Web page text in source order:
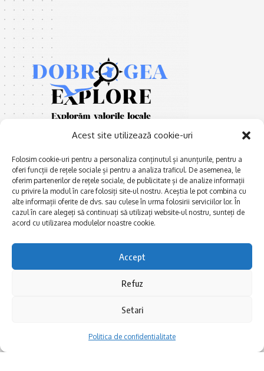
Acest site utilizează cookie-uri
Folosim cookie-uri pentru a personaliza conținutul și anunțurile, pentru a
oferi funcții de rețele sociale și pentru a analiza traficul. De asemenea, le
oferim partenerilor de rețele sociale, de publicitate și de analize informații
cu privire la modul în care folosiți site-ul nostru. Aceștia le pot combina cu
alte informații oferite de dvs. sau culese în urma folosirii serviciilor lor. În
cazul în care alegeți să continuați să utilizați website-ul nostru, sunteți de
acord cu utilizarea modulelor noastre cookie.
Accept
Refuz
Setari
Politica de confidentialitate
E xplorăm Dobrogea,
Explorăm valorile locale:
Deltă, Litoral, cele mai mari
lacuri, cele mai vechi orașe,
multe etnii, CELE MAI
Afaceri și meșteșuguri
Actualitate
La Drum cu Ada